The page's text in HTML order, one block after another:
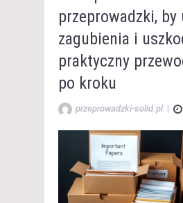
przeprowadzki, by
zagubienia i
praktyczny
po kroku
przeprowadzki-solid.pl |